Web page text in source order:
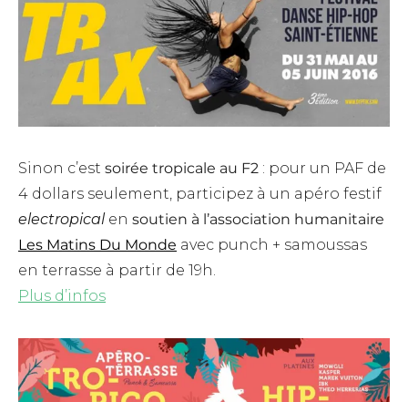
Sinon c’est soirée tropicale au F2 : pour un PAF de
4 dollars seulement, participez à un apéro festif
electropicalen soutien à l’association humanitaire
Les Matins Du Monde avec punch + samoussas
en terrasse à partir de 19h.
Plus d’infos